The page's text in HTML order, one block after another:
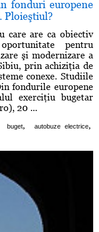
fonduri europene
Ploieştiul?
care are ca obiectiv
pentru
şi modernizare a
prin achiziţia de
conexe. Studiile
fondurile europene
exerciţiu bugetar
20 ...
buget, autobuze electrice,